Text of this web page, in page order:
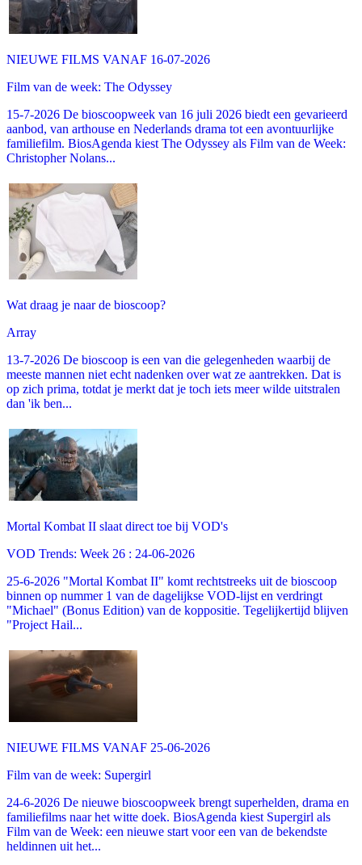
NIEUWE FILMS VANAF 16-07-2026
Film van de week: The Odyssey
15-7-2026 De bioscoopweek van 16 juli 2026 biedt een gevarieerd
aanbod, van arthouse en Nederlands drama tot een avontuurlijke
familiefilm. BiosAgenda kiest The Odyssey als Film van de Week:
Christopher Nolans...
Wat draag je naar de bioscoop?
Array
13-7-2026 De bioscoop is een van die gelegenheden waarbij de
meeste mannen niet echt nadenken over wat ze aantrekken. Dat is
op zich prima, totdat je merkt dat je toch iets meer wilde uitstralen
dan 'ik ben...
Mortal Kombat II slaat direct toe bij VOD's
VOD Trends: Week 26 : 24-06-2026
25-6-2026 "Mortal Kombat II" komt rechtstreeks uit de bioscoop
binnen op nummer 1 van de dagelijkse VOD-lijst en verdringt
"Michael" (Bonus Edition) van de koppositie. Tegelijkertijd blijven
"Project Hail...
NIEUWE FILMS VANAF 25-06-2026
Film van de week: Supergirl
24-6-2026 De nieuwe bioscoopweek brengt superhelden, drama en
familiefilms naar het witte doek. BiosAgenda kiest Supergirl als
Film van de Week: een nieuwe start voor een van de bekendste
heldinnen uit het...